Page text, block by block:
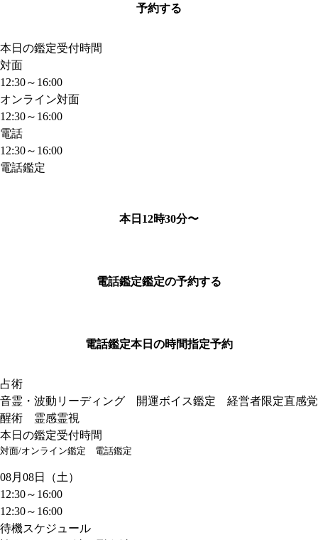
予約する
本日の鑑定受付時間
対面
12:30～16:00
オンライン対面
12:30～16:00
電話
12:30～16:00
電話鑑定
本日12時30分〜
電話鑑定鑑定の予約する
電話鑑定本日の時間指定予約
占術
音霊・波動リーディング 開運ボイス鑑定 経営者限定直感覚
醒術 霊感霊視
本日の鑑定受付時間
対面/オンライン鑑定 電話鑑定
08月08日（土）
12:30～16:00
12:30～16:00
待機スケジュール